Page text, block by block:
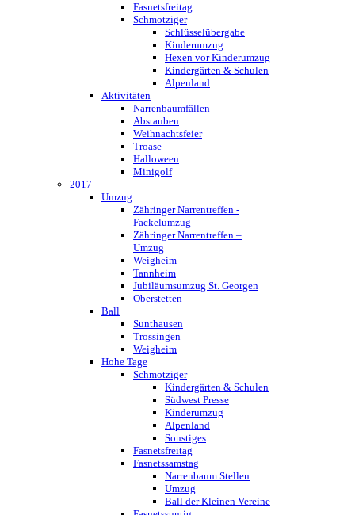
Fasnetsfreitag
Schmotziger
Schlüsselübergabe
Kinderumzug
Hexen vor Kinderumzug
Kindergärten & Schulen
Alpenland
Aktivitäten
Narrenbaumfällen
Abstauben
Weihnachtsfeier
Troase
Halloween
Minigolf
2017
Umzug
Zähringer Narrentreffen -
Fackelumzug
Zähringer Narrentreffen –
Umzug
Weigheim
Tannheim
Jubiläumsumzug St. Georgen
Oberstetten
Ball
Sunthausen
Trossingen
Weigheim
Hohe Tage
Schmotziger
Kindergärten & Schulen
Südwest Presse
Kinderumzug
Alpenland
Sonstiges
Fasnetsfreitag
Fasnetssamstag
Narrenbaum Stellen
Umzug
Ball der Kleinen Vereine